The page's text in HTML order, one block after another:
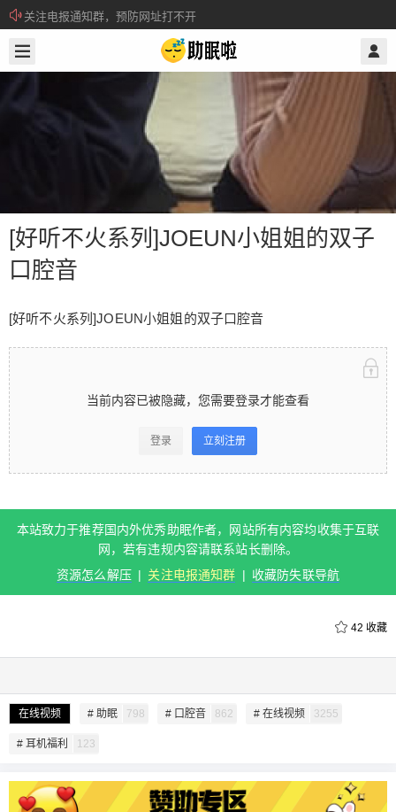
关注电报通知群，预防网址打不开
所有注册用户记得每日来签到领取积分。
[好听不火系列]JOEUN小姐姐的双子
口腔音
[好听不火系列]JOEUN小姐姐的双子口腔音
当前内容已被隐藏，您需要登录才能查看
登录 立刻注册
本站致力于推荐国内外优秀助眠作者，网站所有内容均收集于互联
网，若有违规内容请联系站长删除。
资源怎么解压 | 关注电报通知群 | 收藏防失联导航
42 收藏
在线视频 # 助眠 798 # 口腔音 862 # 在线视频 3255
# 耳机福利 123
@ 助眠啦
腔音
容已被隐藏，您需要登录才能查看 登录立刻注册 本
站致力于推荐国内外优秀助眠作者，网站所有内容
均收集于互联网，若有违规内容请联系站长删除。
资源怎么解压 | 关注电报通知群 | 收藏防失联导航 0
扫描二维码继续阅读